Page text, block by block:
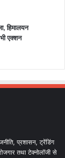
हिमालयन
एक्शन
प्रशासन, ट्रेंडिंग
तथा टेक्नोलॉजी से